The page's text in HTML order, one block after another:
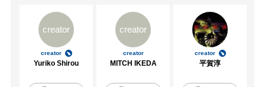
creator
creator
Yuriko Shirou
creator
creator
MITCH IKEDA
creator
平賀淳